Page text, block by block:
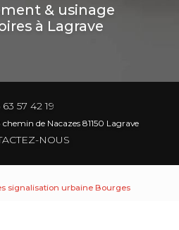
& usinage
à Lagrave
63 57 42 19
de Nacazes 81150 Lagrave
NOUS
signalisation urbaine Bourges